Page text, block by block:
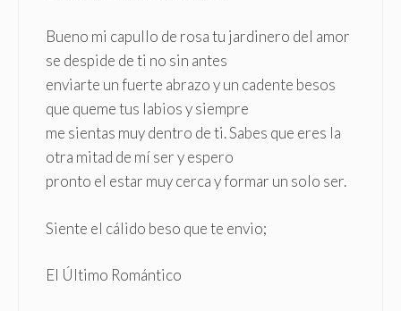
Bueno mi capullo de rosa tu jardinero del amor
se despide de ti no sin antes
enviarte un fuerte abrazo y un cadente besos
que queme tus labios y siempre
me sientas muy dentro de ti. Sabes que eres la
otra mitad de mí ser y espero
pronto el estar muy cerca y formar un solo ser.
Siente el cálido beso que te envio;
El Último Romántico